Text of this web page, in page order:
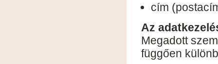
cím
Az
Megadott
függően